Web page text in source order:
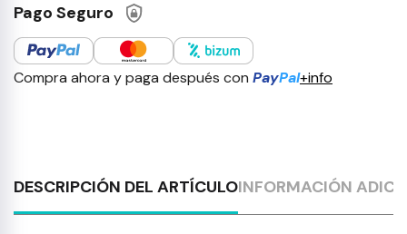
Pago Seguro
Compra ahora y paga después con PayPal+info
DESCRIPCIÓN DEL ARTÍCULOINFORMACIÓN